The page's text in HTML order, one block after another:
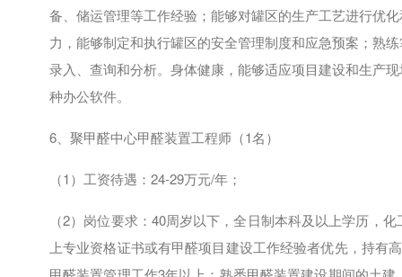
备、储运管理等工作经验；能够对罐区的生产工艺进行优
力，能够制定和执行罐区的安全管理制度和应急预案；熟
录入、查询和分析。身体健康，能够适应项目建设和生产
种办公软件。
6、聚甲醛中心甲醛装置工程师（1名）
（1）工资待遇： 24-29万元/年；
（2）岗位要求： 40周岁以下，全日制本科及以上学历，
上专业资格证书或有甲醛项目建设工作经验者优先，持